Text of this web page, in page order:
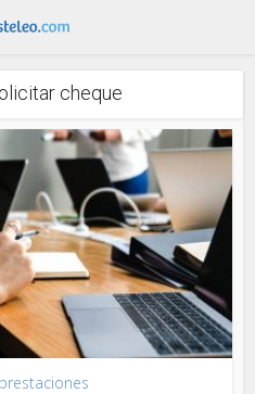
cheque